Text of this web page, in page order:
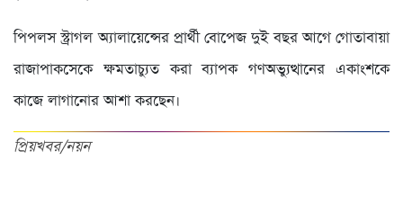
পিপলস স্ট্রাগল অ্যালায়েন্সের প্রার্থী বোপেজ দুই বছর আগে গোতাবায়া
রাজাপাকসেকে ক্ষমতাচ্যুত করা ব্যাপক গণঅভ্যুত্থানের একাংশকে
কাজে লাগানোর আশা করছেন।
প্রিয়খবর/নয়ন